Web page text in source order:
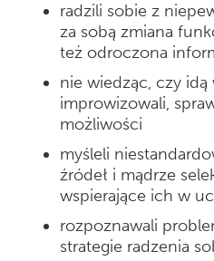
radzili sobie z
za sobą zmiana
też odroczona
nie wiedząc, czy
improwizowali,
możliwości
myśleli
źródeł i mądrze
wspierające ich w
rozpoznawali
strategie radzenia